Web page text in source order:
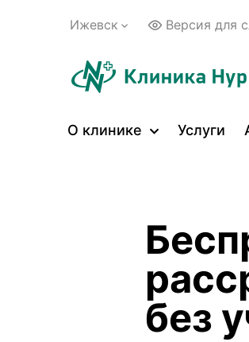
Ижевск Версия для
О клинике Услуги
без